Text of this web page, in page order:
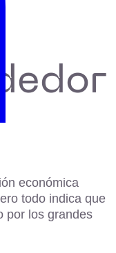
económica
todo indica que
por los grandes